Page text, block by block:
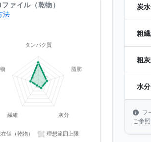
炭
粗
粗
水分
フ
ご参照
ァイル（乾物）
法